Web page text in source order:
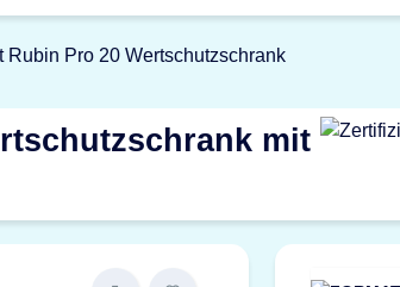
Rubin Pro 20 Wertschutzschrank
mit